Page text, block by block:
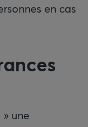
en cas
une